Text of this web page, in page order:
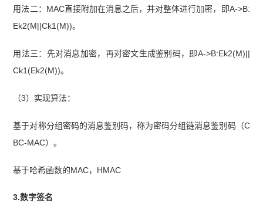
用法二：MAC直接附加在消息之后，并对整体进行加密，即A->B:
Ek2(M||Ck1(M))。
用法三：先对消息加密，再对密文生成鉴别码，即A->B:Ek2(M)||
Ck1(Ek2(M))。
（3）实现算法：
基于对称分组密码的消息鉴别码，称为密码分组链消息鉴别码（C
BC-MAC）。
基于哈希函数的MAC，HMAC
3.数字签名